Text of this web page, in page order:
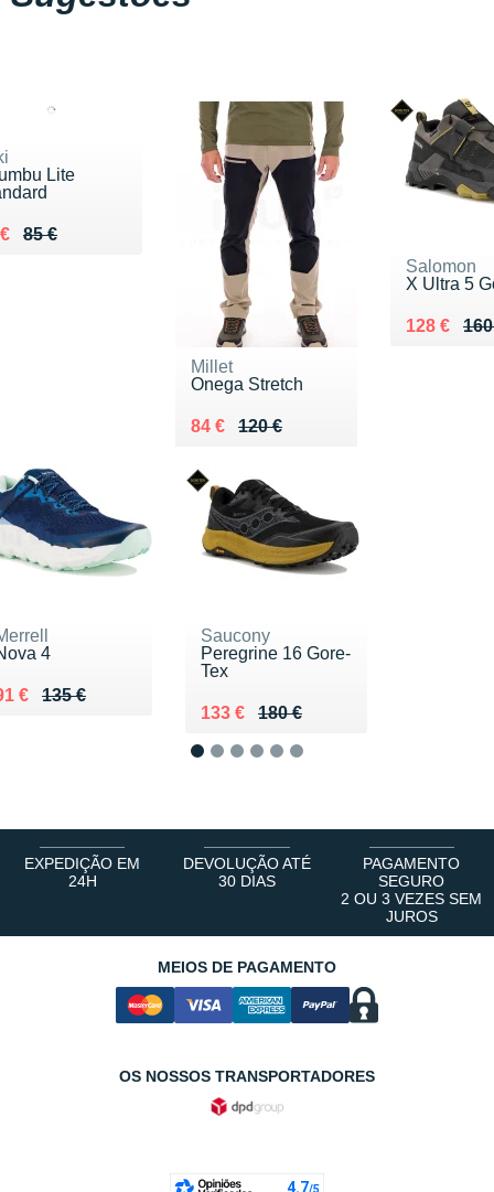
Lite
85 €
de 85 €
72 €
Millet
Onega Stretch
120 €
Au lieu de 120 €
84 €
Vendu 84 €
Salomon
X Ultra 5
Au lieu de
128 €
Vendu
4
135 €
lieu de 135 €
€ 91 €
Saucony
Peregrine 16 Gore-
Tex
180 €
Au lieu de 180 €
133 €
Vendu 133 €
EXPEDIÇÃO EM
24H
DEVOLUÇÃO ATÉ
30 DIAS
PAGAMENTO
SEGURO
2 OU 3 VEZES SEM
JUROS
MEIOS DE PAGAMENTO
OS NOSSOS TRANSPORTADORES